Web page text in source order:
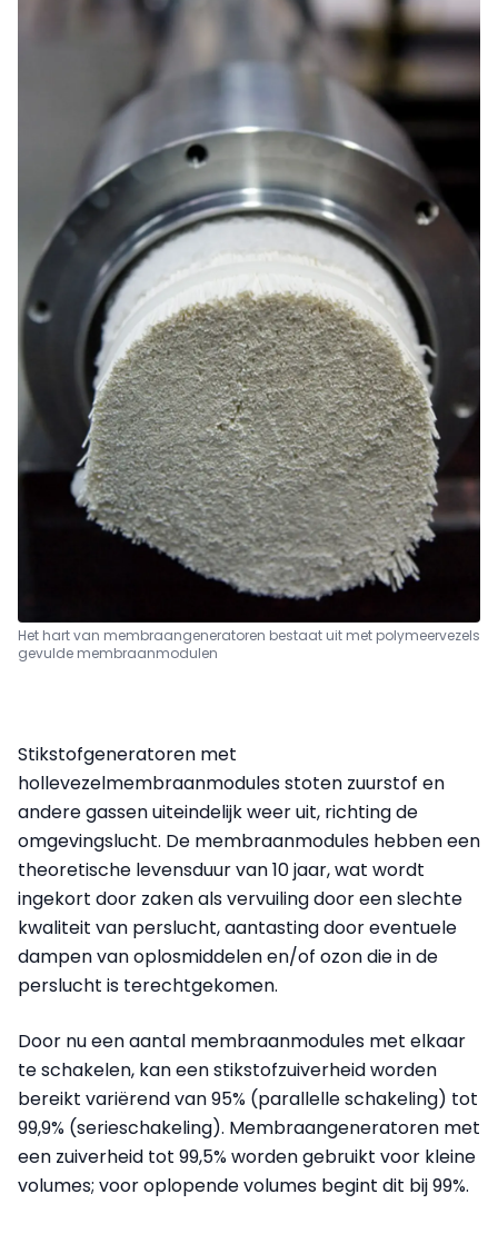
Het hart van membraangeneratoren bestaat uit met polymeervezels
gevulde membraanmodulen
Stikstofgeneratoren met
hollevezelmembraanmodules stoten zuurstof en
andere gassen uiteindelijk weer uit, richting de
omgevingslucht. De membraanmodules hebben een
theoretische levensduur van 10 jaar, wat wordt
ingekort door zaken als vervuiling door een slechte
kwaliteit van perslucht, aantasting door eventuele
dampen van oplosmiddelen en/of ozon die in de
perslucht is terechtgekomen.
Door nu een aantal membraanmodules met elkaar
te schakelen, kan een stikstofzuiverheid worden
bereikt variërend van 95% (parallelle schakeling) tot
99,9% (serieschakeling). Membraangeneratoren met
een zuiverheid tot 99,5% worden gebruikt voor kleine
volumes; voor oplopende volumes begint dit bij 99%.